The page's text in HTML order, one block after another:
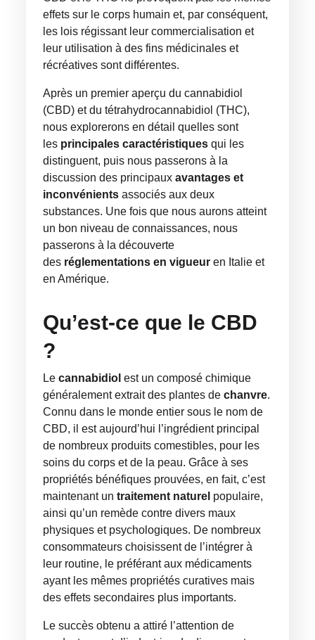
effets sur le corps humain et, par conséquent,
les lois régissant leur commercialisation et
leur utilisation à des fins médicinales et
récréatives sont différentes.
Après un premier aperçu du cannabidiol
(CBD) et du tétrahydrocannabidiol (THC),
nous explorerons en détail quelles sont
les principales caractéristiques qui les
distinguent, puis nous passerons à la
discussion des principauxavantages et
inconvénients associés aux deux
substances. Une fois que nous aurons atteint
un bon niveau de connaissances, nous
passerons à la découverte
des réglementations en vigueur en Italie et
en Amérique.
Qu’est-ce que le CBD
?
Lecannabidiol est un composé chimique
généralement extrait des plantes dechanvre.
Connu dans le monde entier sous le nom de
CBD, il est aujourd’hui l’ingrédient principal
de nombreux produits comestibles, pour les
soins du corps et de la peau. Grâce à ses
propriétés bénéfiques prouvées, en fait, c’est
maintenant untraitement naturel populaire,
ainsi qu’un remède contre divers maux
physiques et psychologiques. De nombreux
consommateurs choisissent de l’intégrer à
leur routine, le préférant aux médicaments
ayant les mêmes propriétés curatives mais
des effets secondaires plus importants.
Le succès obtenu a attiré l’attention de